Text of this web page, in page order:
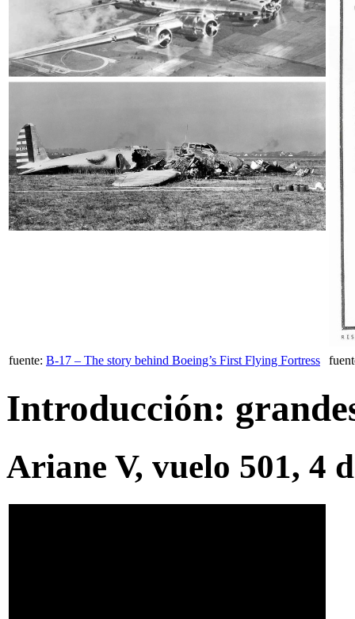
fuente: B-17 – The story behind Boeing’s First Flying Fortress
Introducción:
Ariane V, vuelo 501, 4